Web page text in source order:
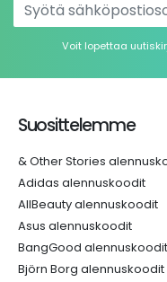
Voit lopettaa
Suosittelemme
& Other Stories
Adidas alennuskoodit
AllBeauty alennuskoodit
Asus alennuskoodit
BangGood alennuskoodit
Björn Borg alennuskoodit